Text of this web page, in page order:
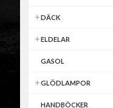
DÄCK
ELDELAR
GASOL
GLÖDLAMPOR
HANDBÖCKER